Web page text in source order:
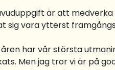
är att
sig vara ytterst
har vår största
Men jag tror vi är på